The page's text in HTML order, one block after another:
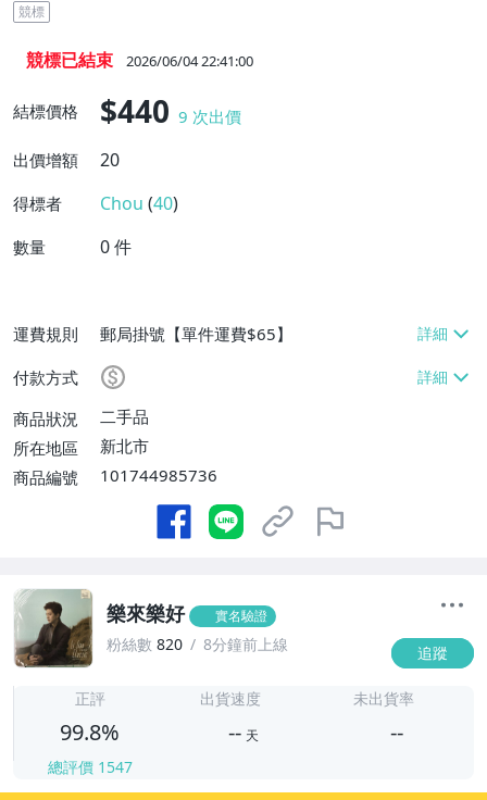
競標
競標已結束 2026/06/04 22:41:00
結標價格 $440 9 次出價
出價增額
20
得標者 Chou (40)
數量 0件
運費規則
郵局掛號【單件運費$65】
付款方式
商品狀況
二手品
所在地區
新北市
商品編號
101744985736
樂來樂好 實名驗證
粉絲數 820 8分鐘前上線 追蹤
正評
99.8%
總評價 1547
出貨速度
-- 天
未出貨率
--